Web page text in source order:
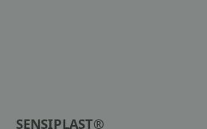
SENSIPLAST®